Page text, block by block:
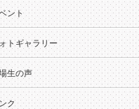
ント
トギャラリー
生の声
ク